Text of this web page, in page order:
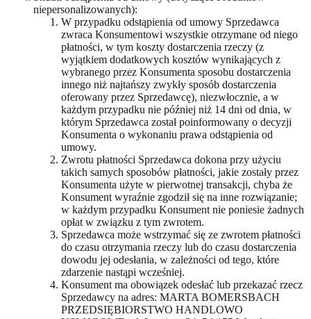
niepersonalizowanych):
W przypadku odstąpienia od umowy Sprzedawca
zwraca Konsumentowi wszystkie otrzymane od niego
płatności, w tym koszty dostarczenia rzeczy (z
wyjątkiem dodatkowych kosztów wynikających z
wybranego przez Konsumenta sposobu dostarczenia
innego niż najtańszy zwykły sposób dostarczenia
oferowany przez Sprzedawcę), niezwłocznie, a w
każdym przypadku nie później niż 14 dni od dnia, w
którym Sprzedawca został poinformowany o decyzji
Konsumenta o wykonaniu prawa odstąpienia od
umowy.
Zwrotu płatności Sprzedawca dokona przy użyciu
takich samych sposobów płatności, jakie zostały przez
Konsumenta użyte w pierwotnej transakcji, chyba że
Konsument wyraźnie zgodził się na inne rozwiązanie;
w każdym przypadku Konsument nie poniesie żadnych
opłat w związku z tym zwrotem.
Sprzedawca może wstrzymać się ze zwrotem płatności
do czasu otrzymania rzeczy lub do czasu dostarczenia
dowodu jej odesłania, w zależności od tego, które
zdarzenie nastąpi wcześniej.
Konsument ma obowiązek odesłać lub przekazać rzecz
Sprzedawcy na adres: MARTA BOMERSBACH
PRZEDSIĘBIORSTWO HANDLOWO